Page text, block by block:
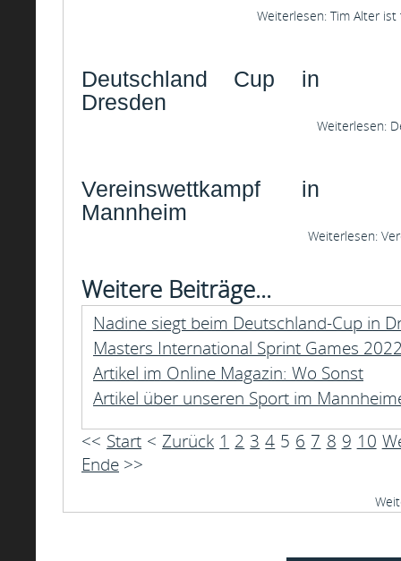
Weiterlesen: Tim Alter
Deutschland Cup in
Dresden
Weiterlesen:
Vereinswettkampf in
Mannheim
Weiterlesen:
Weitere Beiträge...
Nadine siegt beim Deutschland-Cup in
Masters International Sprint Games
Artikel im Online Magazin: Wo Sonst
Artikel über unseren Sport im
<< Start <Zurück 1 2 3 4 5 6 7 8 9 10
Ende >>